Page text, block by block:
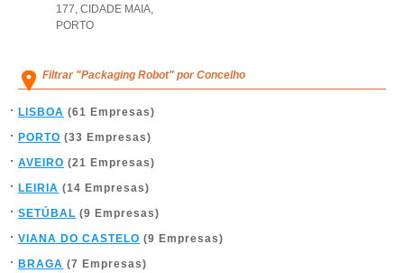
177, CIDADE MAIA,
PORTO
Filtrar "Packaging Robot" por Concelho
LISBOA (61 Empresas)
PORTO (33 Empresas)
AVEIRO (21 Empresas)
LEIRIA (14 Empresas)
SETÚBAL (9 Empresas)
VIANA DO CASTELO (9 Empresas)
BRAGA (7 Empresas)